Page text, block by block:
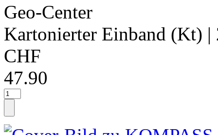
Geo-Center
Kartonierter Einband (Kt) |
CHF
47.90